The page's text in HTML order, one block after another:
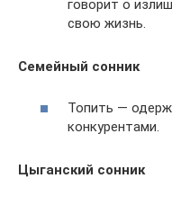
говорит о
свою жизнь.
Семейный сонник
Топить —
конкурентами.
Цыганский сонник